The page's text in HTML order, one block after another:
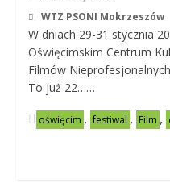
WTZ PSONI Mokrzeszów
W dniach 29-31 stycznia
Oświęcimskim Centrum
Filmów Nieprofesjonalnych
To już 22……
oświęcim , festiwal , Film ,